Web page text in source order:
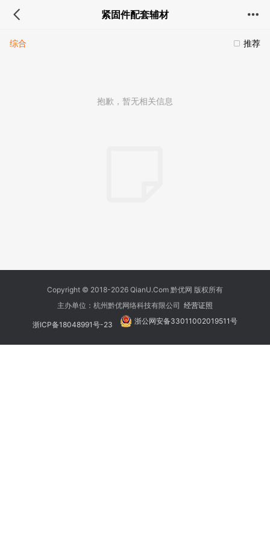
紧固件配套辅材
推荐
综合
抱歉，暂无相关信息
Copyright © 2018-2026 QianU.Com 黔优网 版权所有
主办单位：杭州黔优网络科技有限公司 经营证照
浙ICP备18048991号-23 浙公网安备33011002019511号